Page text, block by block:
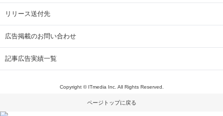
リリース送付先
広告掲載のお問い合わせ
記事広告実績一覧
Copyright © ITmedia Inc. All Rights Reserved.
ページトップに戻る